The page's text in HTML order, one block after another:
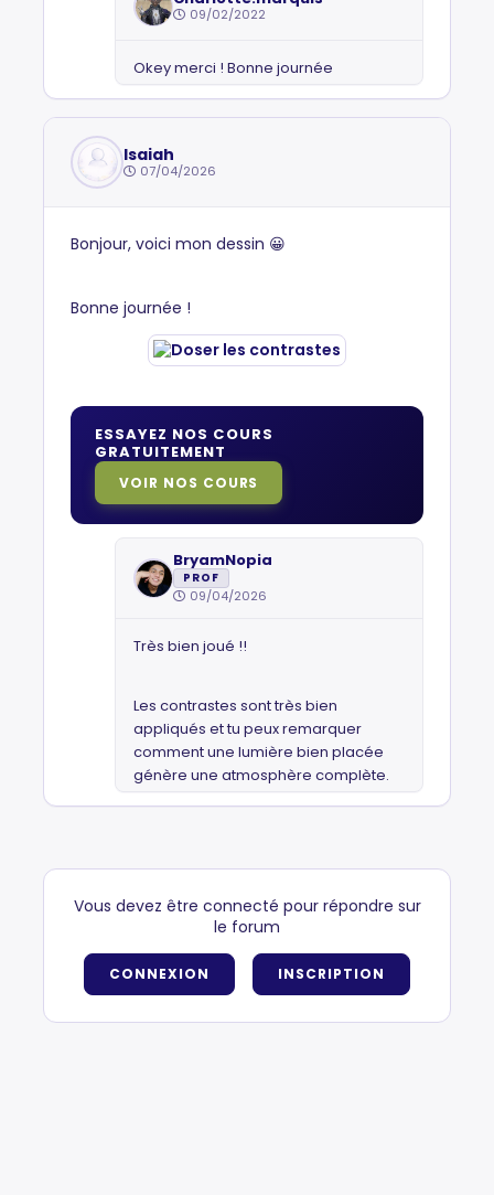
09/02/2022
Okey merci ! Bonne journée
Isaiah
07/04/2026
Bonjour, voici mon dessin 😀
Bonne journée !
ESSAYEZ NOS COURS
GRATUITEMENT
VOIR NOS COURS
BryamNopia
PROF
09/04/2026
Très bien joué !!
Les contrastes sont très bien
appliqués et tu peux remarquer
comment une lumière bien placée
génère une atmosphère complète.
Vous devez être connecté pour répondre sur
le forum
CONNEXION INSCRIPTION